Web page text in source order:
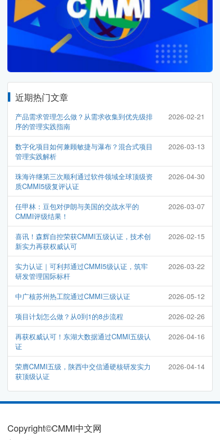
近期热门文章
产品需求管理怎么做？从需求收集到优先级排
序的管理实践指南
2026-02-21
数字化项目如何兼顾敏捷与瀑布？混合式项目
管理实践解析
2026-03-13
珠海许继第三次顺利通过软件领域全球顶级资
质CMMI5级复评认证
2026-04-30
任甲林：豆包对伊朗与美国的交战水平的
CMMI评级结果！
2026-03-07
喜讯！森辉自控荣获CMMI五级认证，技术创
新实力再获权威认可
2026-02-15
实力认证｜可利邦通过CMMI5级认证，筑牢
研发管理国际标杆
2026-03-22
中广核苏州热工院通过CMMI三级认证 2026-05-12
项目计划怎么做？从0到1的8步流程 2026-02-26
再获权威认可！东湖大数据通过CMMI五级认
证
2026-04-16
荣膺CMMI五级，陕西中交信通硬核研发实力
获顶级认证
2026-04-14
Copyright©CMMI中文网